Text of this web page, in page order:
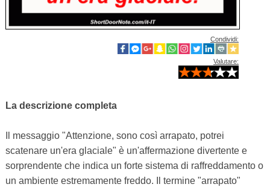
Condividi:
Valutare:
La descrizione completa
Il messaggio "Attenzione, sono così arrapato, potrei
scatenare un'era glaciale" è un'affermazione divertente e
sorprendente che indica un forte sistema di raffreddamento o
un ambiente estremamente freddo. Il termine "arrapato"